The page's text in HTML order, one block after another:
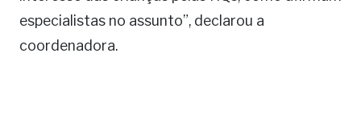
especialistas no assunto”, declarou a
coordenadora.